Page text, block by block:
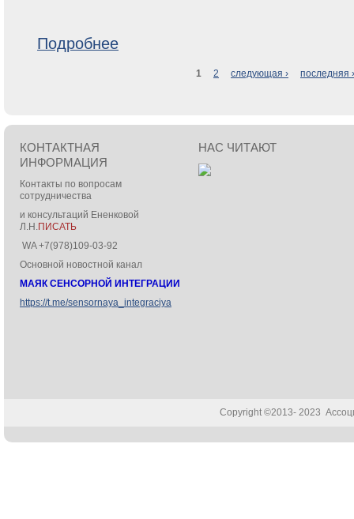
Подробнее
1 2 следующая › последняя
КОНТАКТНАЯ
ИНФОРМАЦИЯ
Контакты по вопросам
сотрудничества
и консультаций Ененковой
Л.Н. ПИСАТЬ
WA +7(978)109-03-92
Основной новостной канал
МАЯК СЕНСОРНОЙ ИНТЕГРАЦИИ
https://t.me/sensornaya_integraciya
НАС ЧИТАЮТ
Copyright ©2013- 2023